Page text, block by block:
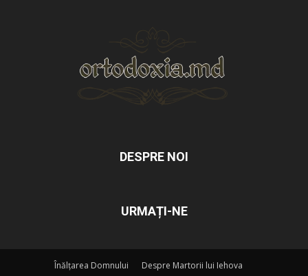
DESPRE NOI
URMAȚI-NE
Înălțarea Domnului
Despre Martorii lui Iehova